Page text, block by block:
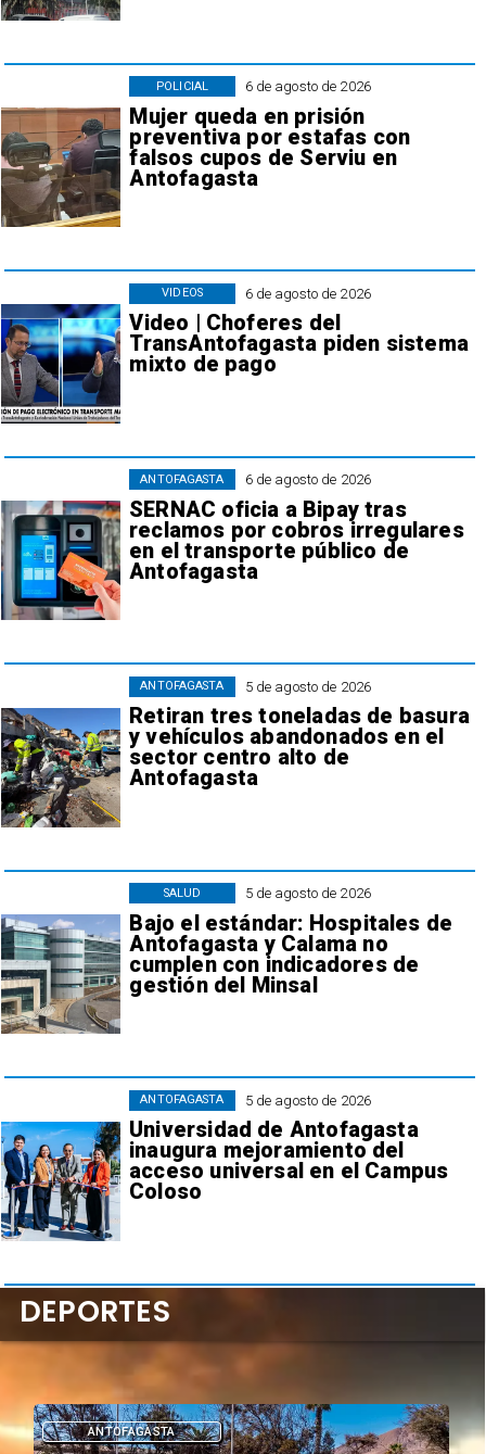
6 de agosto de 2026
Mujer queda en prisión
preventiva por estafas con
falsos cupos de Serviu en
Antofagasta
POLICIAL
6 de agosto de 2026
Video | Choferes del
TransAntofagasta piden sistema
mixto de pago
VIDEOS
6 de agosto de 2026
SERNAC oficia a Bipay tras
reclamos por cobros irregulares
en el transporte público de
Antofagasta
ANTOFAGASTA
5 de agosto de 2026
Retiran tres toneladas de basura
y vehículos abandonados en el
sector centro alto de
Antofagasta
ANTOFAGASTA
5 de agosto de 2026
Bajo el estándar: Hospitales de
Antofagasta y Calama no
cumplen con indicadores de
gestión del Minsal
SALUD
5 de agosto de 2026
Universidad de Antofagasta
inaugura mejoramiento del
acceso universal en el Campus
Coloso
ANTOFAGASTA
DEPORTES
DEPORTES